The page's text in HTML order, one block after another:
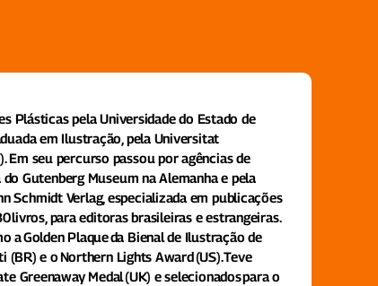
Plásticas pela Universidade do Estado de
em Ilustração, pela Universitat
Em seu percurso passou por agências de
Gutenberg Museum na Alemanha e pela
Schmidt Verlag, especializada em publicações
livros, para editoras brasileiras e estrangeiras.
a Golden Plaque da Bienal de Ilustração de
e o Northern Lights Award (US). Teve
Greenaway Medal (UK) e selecionados para o